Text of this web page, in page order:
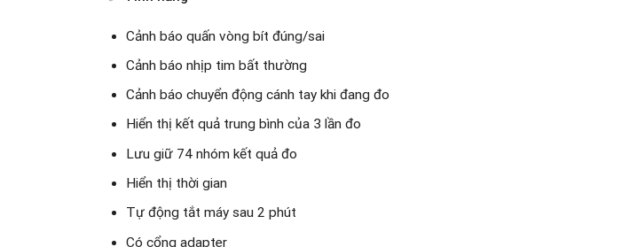
Cảnh báo quấn vòng bít đúng/sai
Cảnh báo nhịp tim bất thường
Cảnh báo chuyển động cánh tay khi đang đo
Hiển thị kết quả trung bình của 3 lần đo
Lưu giữ 74 nhóm kết quả đo
Hiển thị thời gian
Tự động tắt máy sau 2 phút
Có cổng adapter